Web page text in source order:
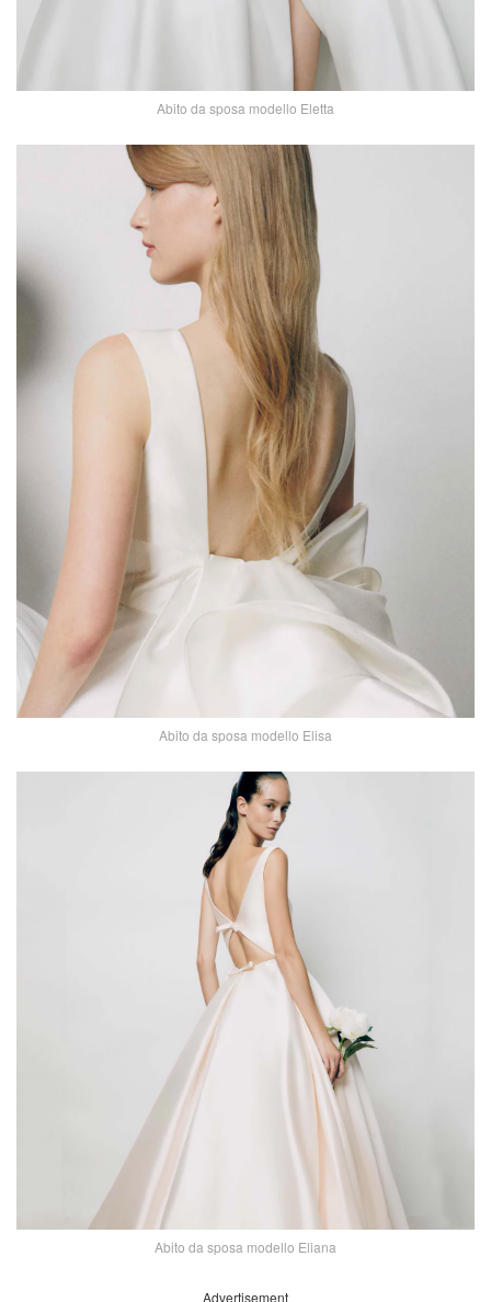
Abito da sposa modello Eletta
Abito da sposa modello Elisa
Abito da sposa modello Eliana
Advertisement